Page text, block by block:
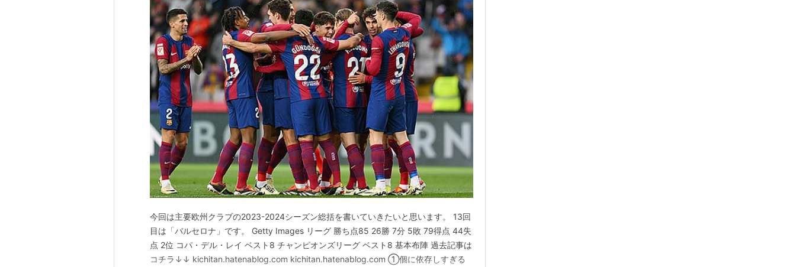
今回は主要欧州クラブの2023-2024シーズン総括を書いていきたいと思います。 13回
目は「バルセロナ」です。 Getty Images リーグ 勝ち点85 26勝 7分 5敗 79得点 44失
点 2位 コパ・デル・レイ ベスト8 チャンピオンズリーグ ベスト8 基本布陣 過去記事は
コチラ↓↓ kichitan.hatenablog.com kichitan.hatenablog.com ①個に依存しすぎる